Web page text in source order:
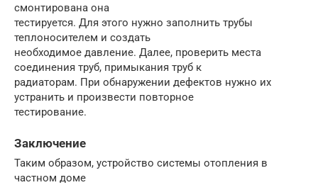
смонтирована она
тестируется. Для этого нужно заполнить трубы
теплоносителем и создать
необходимое давление. Далее, проверить места
соединения труб, примыкания труб к
радиаторам. При обнаружении дефектов нужно их
устранить и произвести повторное
тестирование.
Заключение
Таким образом, устройство системы отопления в
частном доме